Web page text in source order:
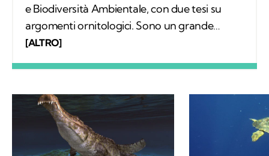
e Biodiversità Ambientale, con due tesi su
argomenti ornitologici. Sono un grande
appassionato di escursionismo e di scienze e
scrittura è la mia più grande passione.
[ALTRO]